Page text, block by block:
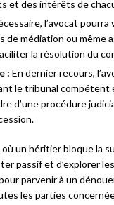
et des intérêts de
l’avocat
de médiation ou même
la résolution du
: En dernier recours,
le tribunal compétent
d’une procédure
un héritier bloque la
passif et d’explorer
parvenir à un
les parties